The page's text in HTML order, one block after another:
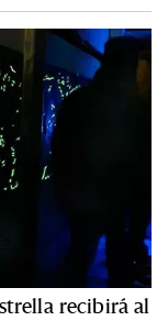
recibirá al